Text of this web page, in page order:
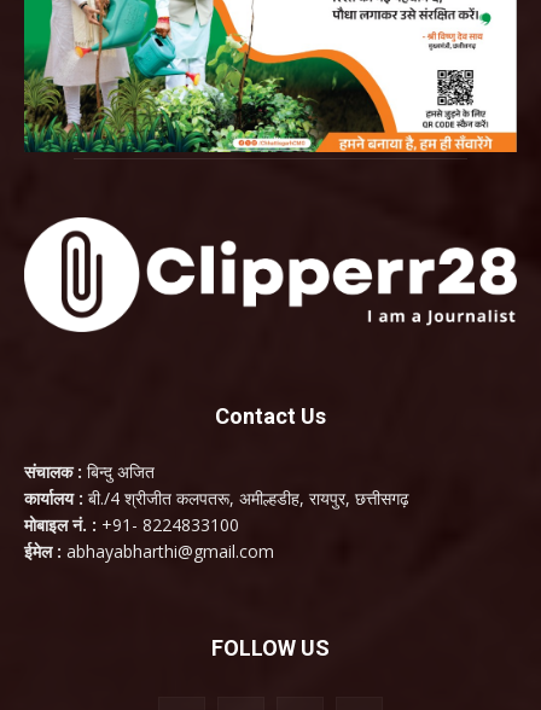
Contact Us
संचालक : बिन्दु अजित
कार्यालय : बी./4 श्रीजीत कलपतरू, अमील्हडीह, रायपुर, छत्तीसगढ़
मोबाइल नं. : +91- 8224833100
ईमेल : abhayabharthi@gmail.com
FOLLOW US